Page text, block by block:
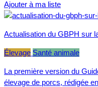
Ajouter à ma liste
Actualisation du GBPH sur
Élevage Santé animale
La première version du
élevage de porcs, rédigée